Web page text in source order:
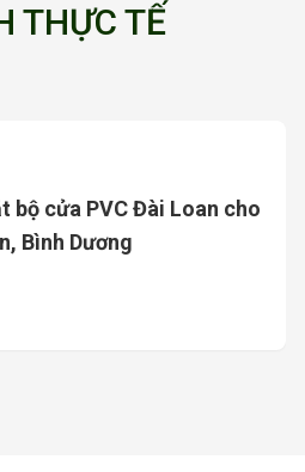
THỰC TẾ
nhựa gỗ Đài Loan
Đốc, An Giang